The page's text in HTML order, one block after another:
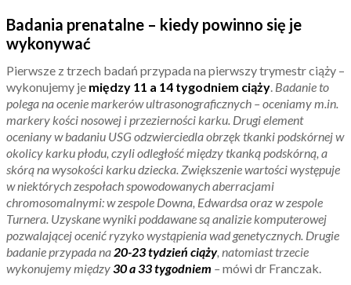
Badania prenatalne – kiedy powinno się je
wykonywać
Pierwsze z trzech badań przypada na pierwszy trymestr ciąży –
wykonujemy je między 11 a 14 tygodniem ciąży. Badanie to
polega na ocenie markerów ultrasonograficznych – oceniamy m.in.
markery kości nosowej i przezierności karku. Drugi element
oceniany w badaniu USG odzwierciedla obrzęk tkanki podskórnej w
okolicy karku płodu, czyli odległość między tkanką podskórną, a
skórą na wysokości karku dziecka. Zwiększenie wartości występuje
w niektórych zespołach spowodowanych aberracjami
chromosomalnymi: w zespole Downa, Edwardsa oraz w zespole
Turnera. Uzyskane wyniki poddawane są analizie komputerowej
pozwalającej ocenić ryzyko wystąpienia wad genetycznych. Drugie
badanie przypada na20-23 tydzień ciąży, natomiast trzecie
wykonujemy między30 a 33 tygodniem –mówi dr Franczak.